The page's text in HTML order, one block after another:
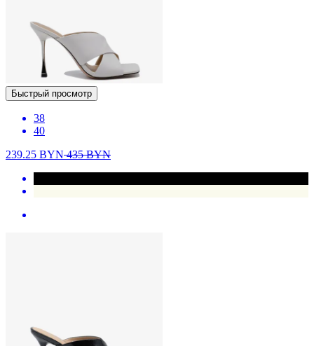
Быстрый просмотр
38
40
239.25 BYN435BYN